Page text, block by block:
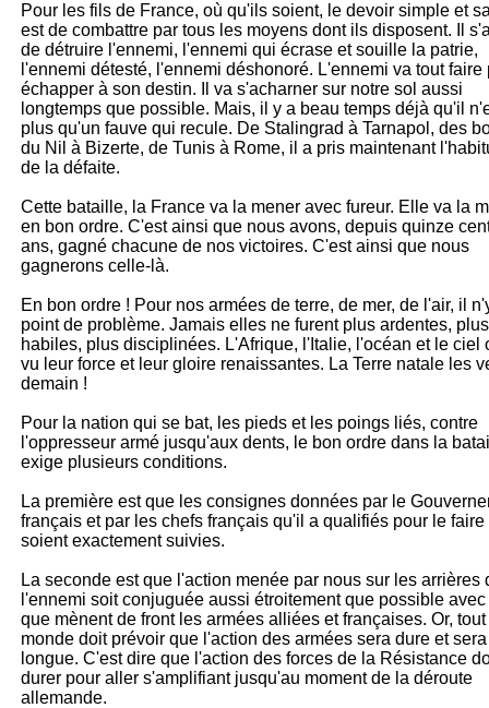
Pour les fils de France, où qu'ils soient, le devoir simple et
est de combattre par tous les moyens dont ils disposent. Il
de détruire l'ennemi, l'ennemi qui écrase et souille la patrie,
l'ennemi détesté, l'ennemi déshonoré. L'ennemi va tout faire
échapper à son destin. Il va s'acharner sur notre sol aussi
longtemps que possible. Mais, il y a beau temps déjà qu'il
plus qu'un fauve qui recule. De Stalingrad à Tarnapol, des
du Nil à Bizerte, de Tunis à Rome, il a pris maintenant
de la défaite.
Cette bataille, la France va la mener avec fureur. Elle va la
en bon ordre. C'est ainsi que nous avons, depuis quinze
ans, gagné chacune de nos victoires. C'est ainsi que nous
gagnerons celle-là.
En bon ordre ! Pour nos armées de terre, de mer, de l'air, il
point de problème. Jamais elles ne furent plus ardentes, plus
habiles, plus disciplinées. L'Afrique, l'Italie, l'océan et le ciel
vu leur force et leur gloire renaissantes. La Terre natale les
demain !
Pour la nation qui se bat, les pieds et les poings liés, contre
l'oppresseur armé jusqu'aux dents, le bon ordre dans la
exige plusieurs conditions.
La première est que les consignes données par le
français et par les chefs français qu'il a qualifiés pour le faire
soient exactement suivies.
La seconde est que l'action menée par nous sur les arrières
l'ennemi soit conjuguée aussi étroitement que possible
que mènent de front les armées alliées et françaises. Or,
monde doit prévoir que l'action des armées sera dure et sera
longue. C'est dire que l'action des forces de la Résistance
durer pour aller s'amplifiant jusqu'au moment de la déroute
allemande.